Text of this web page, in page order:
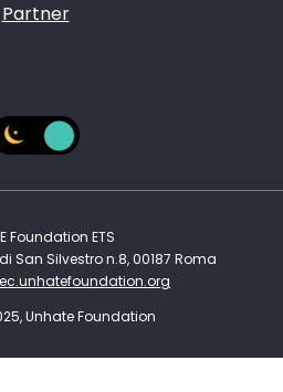
Partner
Foundation ETS
San Silvestro n.8, 00187 Roma
Unhate Foundation